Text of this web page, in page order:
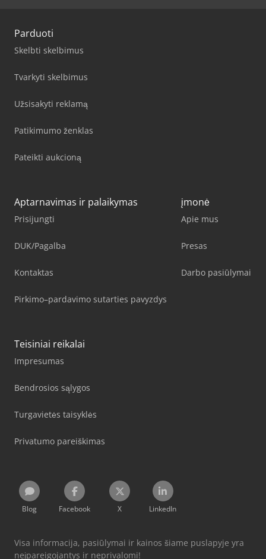
Parduoti
Skelbti skelbimus
Tvarkyti skelbimus
Užsisakyti reklamą
Patikimumo ženklas
Pateikti aukcioną
Aptarnavimas ir palaikymas
Prisijungti
DUK/Pagalba
Kontaktas
Pirkimo–pardavimo sutarties pavyzdys
įmonė
Apie mus
Presas
Darbo pasiūlymai
Teisiniai reikalai
Impresumas
Bendrosios sąlygos
Turgavietės taisyklės
Privatumo pareiškimas
Blog Facebook X LinkedIn
Visa informacija, pasiūlymai ir kainos šiame puslapyje yra
neįpareigojantys ir neprivalomi!